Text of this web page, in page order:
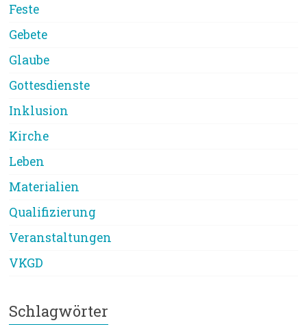
Feste
Gebete
Glaube
Gottesdienste
Inklusion
Kirche
Leben
Materialien
Qualifizierung
Veranstaltungen
VKGD
Schlagwörter